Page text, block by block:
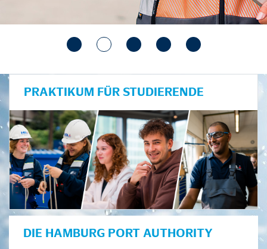
PRAKTIKUM FÜR STUDIERENDE
DIE HAMBURG PORT AUTHORITY